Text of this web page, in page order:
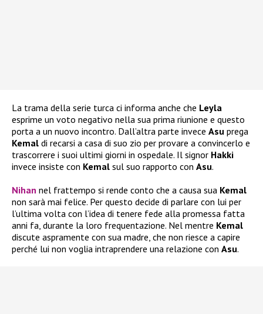
La trama della serie turca ci informa anche che Leyla
esprime un voto negativo nella sua prima riunione e questo
porta a un nuovo incontro. Dall’altra parte invece Asu prega
Kemal di recarsi a casa di suo zio per provare a convincerlo e
trascorrere i suoi ultimi giorni in ospedale. Il signor Hakki
invece insiste con Kemal sul suo rapporto con Asu.
Nihan nel frattempo si rende conto che a causa sua Kemal
non sarà mai felice. Per questo decide di parlare con lui per
l’ultima volta con l’idea di tenere fede alla promessa fatta
anni fa, durante la loro frequentazione. Nel mentre Kemal
discute aspramente con sua madre, che non riesce a capire
perché lui non voglia intraprendere una relazione con Asu.